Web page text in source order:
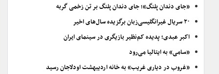
«جای دندان پلنگ»؛ جای دندان پلنگ بر تن زخمی گربه
۲۰ سریال غیرانگلیسی‌زبان برگزیده سال‌های اخیر
اکبر عبدی؛ پدیده کم‌نظیر بازیگری در سینمای ایران
«سامی» به ایتالیا می‌رود
«غروب در دیاری غریب» به خانه اردیبهشت اودلاجان رسید